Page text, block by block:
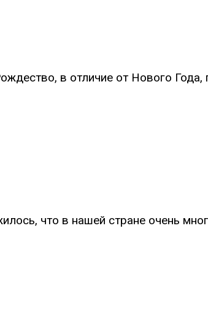
в отличие от Нового
что в нашей стране очень